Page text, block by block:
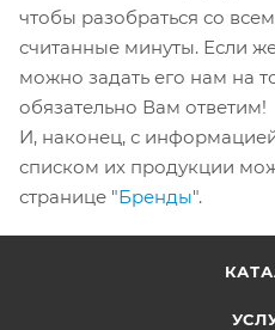
чтобы разобраться со
считанные минуты. Если
можно задать его нам на
обязательно Вам ответим!
И, наконец, с
списком их продукции
странице "Бренды".